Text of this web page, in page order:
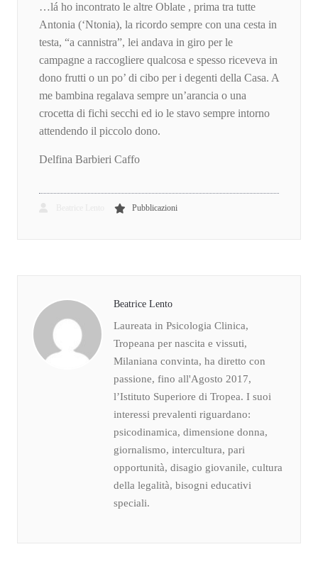
…lá ho incontrato le altre Oblate , prima tra tutte
Antonia (‘Ntonia), la ricordo sempre con una cesta in
testa, “a cannistra”, lei andava in giro per le
campagne a raccogliere qualcosa e spesso riceveva in
dono frutti o un po’ di cibo per i degenti della Casa. A
me bambina regalava sempre un’arancia o una
crocetta di fichi secchi ed io le stavo sempre intorno
attendendo il piccolo dono.
Delfina Barbieri Caffo
Pubblicazioni
Beatrice Lento
Laureata in Psicologia Clinica,
Tropeana per nascita e vissuti,
Milaniana convinta, ha diretto con
passione, fino all'Agosto 2017,
l’Istituto Superiore di Tropea. I suoi
interessi prevalenti riguardano:
psicodinamica, dimensione donna,
giornalismo, intercultura, pari
opportunità, disagio giovanile, cultura
della legalità, bisogni educativi
speciali.